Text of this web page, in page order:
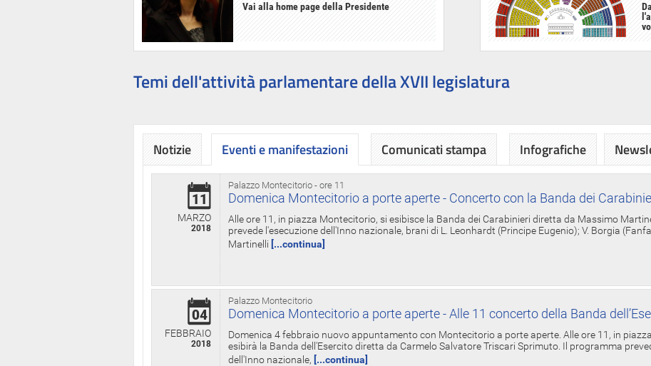
Vai alla home page della Presidente
Temi dell'attività parlamentare della XVII legislatura
Notizie Eventi e manifestazioni
Palazzo Montecitorio - ore 11
11
MARZO
2018
Domenica Montecitorio a porte aperte - Concerto con la Banda dei
Alle ore 11, in piazza Montecitorio, si esibisce la Banda dei Carabinieri diretta da Massimo
prevede l'esecuzione dell'Inno nazionale, brani di L. Leonhardt (Principe Eugenio); V. Borgia
Martinelli [...continua]
Palazzo Montecitorio
04
FEBBRAIO
2018
Domenica Montecitorio a porte aperte - Alle 11 concerto della Banda
Domenica 4 febbraio nuovo appuntamento con Montecitorio a porte aperte. Alle ore 11, in
esibirà la Banda dell'Esercito diretta da Carmelo Salvatore Triscari Sprimuto. Il programma
dell'Inno nazionale, [...continua]
Comunicati stampa Infografiche